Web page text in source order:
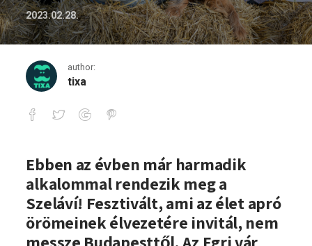
2023.02.28.
author:
tixa
Itt a 2023-as Szeláví! Fesztivál
Ebben az évben már harmadik
alkalommal rendezik meg a
Szeláví! Fesztivált, ami az élet apró
örömeinek élvezetére invitál, nem